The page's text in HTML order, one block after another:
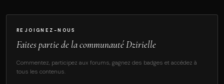
REJOIGNEZ-NOUS
Faites partie de la communauté Dzirielle
Commentez, participez aux forums, gagnez des badges et accédez à
tous les contenus.